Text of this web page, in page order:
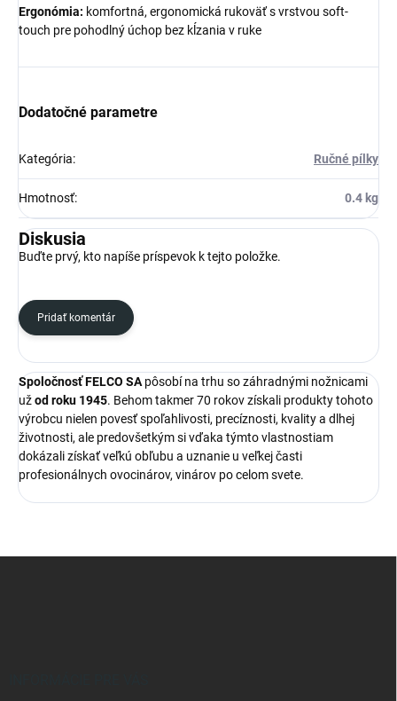
Ergonómia: komfortná, ergonomická rukoväť s vrstvou soft-
touch pre pohodlný úchop bez kĺzania v ruke
Dodatočné parametre
Kategória: Ručné pílky
Hmotnosť: 0.4 kg
Diskusia
Buďte prvý, kto napíše príspevok k tejto položke.
Pridať komentár
Spoločnosť FELCO SA pôsobí na trhu so záhradnými nožnicami
užod roku 1945. Behom takmer 70 rokov získali produkty tohoto
výrobcu nielen povesť spoľahlivosti, precíznosti, kvality a dlhej
životnosti, ale predovšetkým si vďaka týmto vlastnostiam
dokázali získať veľkú obľubu a uznanie u veľkej časti
profesionálnych ovocinárov, vinárov po celom svete.